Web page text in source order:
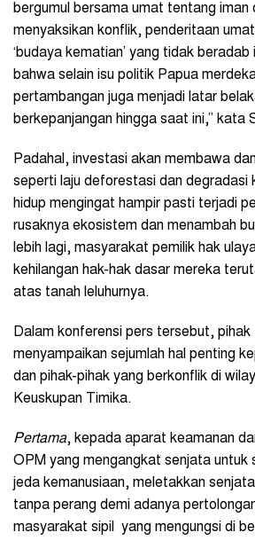
bergumul bersama umat tentang iman
menyaksikan konflik, penderitaan
‘budaya kematian’ yang tidak
bahwa selain isu politik Papua
pertambangan juga menjadi latar
berkepanjangan hingga saat ini,” kata
Padahal, investasi akan membawa
seperti laju deforestasi dan degradasi
hidup mengingat hampir pasti terjadi
rusaknya ekosistem dan menambah
lebih lagi, masyarakat pemilik hak
kehilangan hak-hak dasar mereka
atas tanah leluhurnya.
Dalam konferensi pers tersebut,
menyampaikan sejumlah hal penting
dan pihak-pihak yang berkonflik di
Keuskupan Timika.
Pertama, kepada aparat keamanan
OPM yang mengangkat senjata untuk
jeda kemanusiaan, meletakkan
tanpa perang demi adanya
masyarakat sipil yang mengungsi di